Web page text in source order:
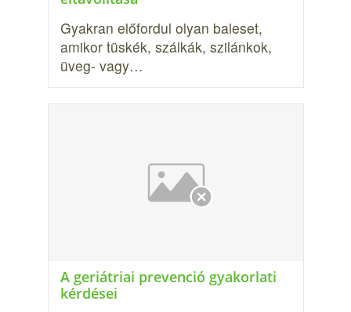
Gyakran előfordul olyan baleset,
amikor tüskék, szálkák, szilánkok,
üveg- vagy…
A geriátriai prevenció gyakorlati
kérdései